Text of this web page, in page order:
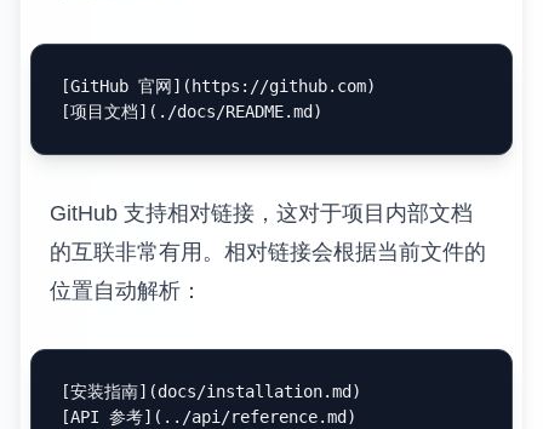
[GitHub 官网 ]( https://github.com)
[项目文档]( ./docs/README.md
GitHub 支持相对链接，这对于项目内部文档
的互联非常有用。相对链接会根据当前文件的
位置自动解析：
[安装指南](docs/installation.md )
[API 参考]( ../api/reference.md